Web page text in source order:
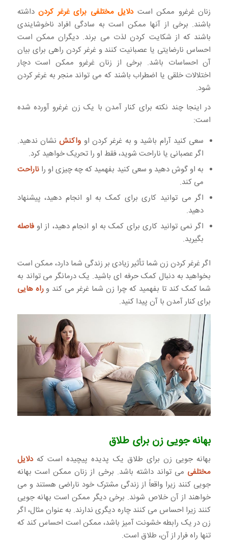
زنان غرغرو ممکن استدلایل مختلفی برای غرغر کردنداشته
باشند. برخی از آنها ممکن است به سادگی افراد ناخوشایندی
باشند که از شکایت کردن لذت می برند. دیگران ممکن است
احساس نارضایتی یا عصبانیت کنند و غرغر کردن راهی برای بیان
آن احساسات باشد. برخی از زنان غرغرو ممکن است دچار
اختلالات خلقی یا اضطراب باشند که می تواند منجر به غرغر کردن
شود.
در اینجا چند نکته برای کنار آمدن با یک زن غرغرو آورده شده
است:
سعی کنید آرام باشید و به غرغر کردن او واکنش نشان ندهید.
اگر عصبانی یا ناراحت شوید، فقط او را تحریک خواهید کرد.
به او گوش دهید و سعی کنید بفهمید که چه چیزی او راناراحت
می کند.
اگر می توانید کاری برای کمک به او انجام دهید، پیشنهاد
دهید.
اگر نمی توانید کاری برای کمک به او انجام دهید، از اوفاصله
بگیرید.
اگر غرغر کردن زن شما تأثیر زیادی بر زندگی شما دارد، ممکن است
بخواهید به دنبال کمک حرفه ای باشید. یک درمانگر می تواند به
شما کمک کند تا بفهمید که چرا زن شما غرغر می کند وراه هایی
برای کنار آمدن با آن پیدا کنید.
بهانه جویی زن برای طلاق
بهانه جویی زن برای طلاق یک پدیده پیچیده است کهدلایل
مختلفی می تواند داشته باشد. برخی از زنان ممکن است بهانه
جویی کنند زیرا واقعاً از زندگی مشترک خود ناراضی هستند و می
خواهند از آن خلاص شوند. برخی دیگر ممکن است بهانه جویی
کنند زیرا احساس می کنند چاره دیگری ندارند. به عنوان مثال، اگر
زن در یک رابطه خشونت آمیز باشد، ممکن است احساس کند که
تنها راه فرار از آن، طلاق است.